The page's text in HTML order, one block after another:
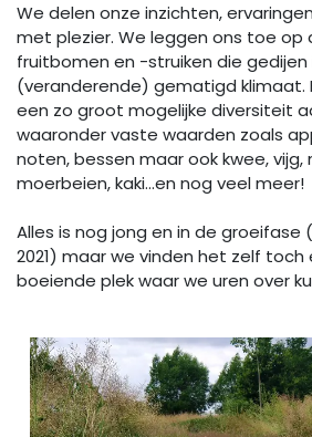
We delen onze inzichten,
met plezier. We leggen ons toe op
fruitbomen en -struiken die gedijen
(veranderende) gematigd klimaat.
een zo groot mogelijke diversiteit
waaronder vaste waarden zoals
noten, bessen maar ook kwee, vijg,
moerbeien, kaki...en nog veel meer!
Alles is nog jong en in de
2021) maar we vinden het zelf toch
boeiende plek waar we uren over